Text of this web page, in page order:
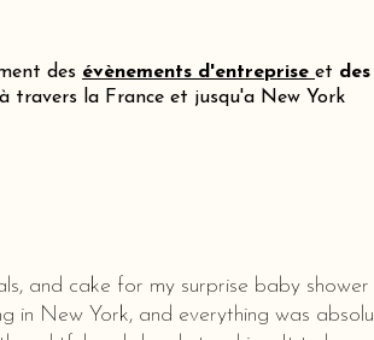
des évènements d'entreprise et des
à travers la France et jusqu'a New York
and cake for my surprise baby
in New York, and everything was